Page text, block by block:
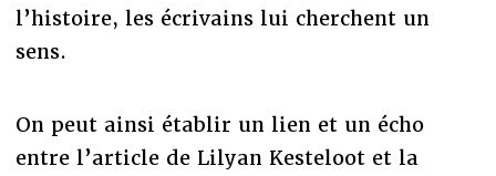
l’histoire, les écrivains lui cherchent un
sens.
On peut ainsi établir un lien et un écho
entre l’article de Lilyan Kesteloot et la